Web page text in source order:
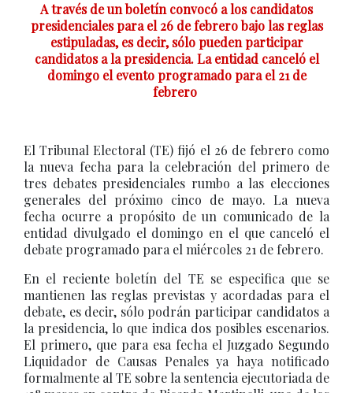
A través de un boletín convocó a los candidatos
presidenciales para el 26 de febrero bajo las reglas
estipuladas, es decir, sólo pueden participar
candidatos a la presidencia. La entidad canceló el
domingo el evento programado para el 21 de
febrero
El Tribunal Electoral (TE) fijó el 26 de febrero como
la nueva fecha para la celebración del primero de
tres debates presidenciales rumbo a las elecciones
generales del próximo cinco de mayo. La nueva
fecha ocurre a propósito de un comunicado de la
entidad divulgado el domingo en el que canceló el
debate programado para el miércoles 21 de febrero.
En el reciente boletín del TE se especifica que se
mantienen las reglas previstas y acordadas para el
debate, es decir, sólo podrán participar candidatos a
la presidencia, lo que indica dos posibles escenarios.
El primero, que para esa fecha el Juzgado Segundo
Liquidador de Causas Penales ya haya notificado
formalmente al TE sobre la sentencia ejecutoriada de